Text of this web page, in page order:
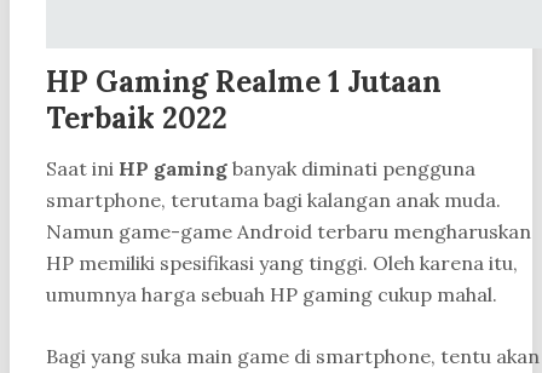
HP Gaming Realme 1 Jutaan
Terbaik 2022
Saat ini HP gaming banyak diminati pengguna
smartphone, terutama bagi kalangan anak muda.
Namun game-game Android terbaru mengharuskan
HP memiliki spesifikasi yang tinggi. Oleh karena itu,
umumnya harga sebuah HP gaming cukup mahal.
Bagi yang suka main game di smartphone, tentu akan